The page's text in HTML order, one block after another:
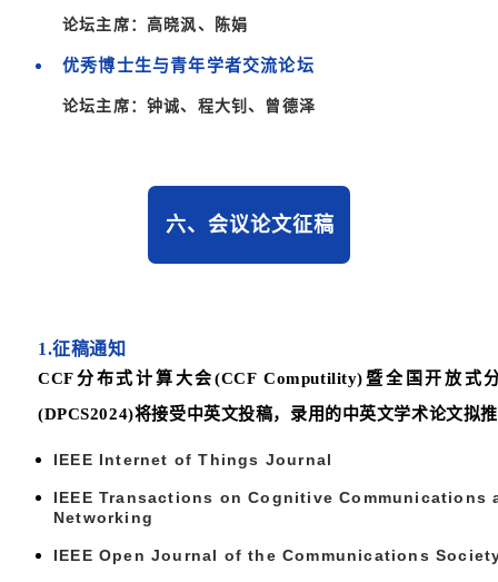
论坛主席： 高晓沨、陈娟
优秀博士生与青年学者交流论坛
论坛主席：钟诚、 程大钊、曾德泽
六、会议论文征稿
1.征稿通知
CCF分布式计算大会(CCF Computility)暨全国开放式
(DPCS2024)将接受中英文投稿，录用的中英文学术论文拟
IEEE Internet of Things Journal
IEEE Transactions on Cognitive Communications
Networking
IEEE Open Journal of the Communications